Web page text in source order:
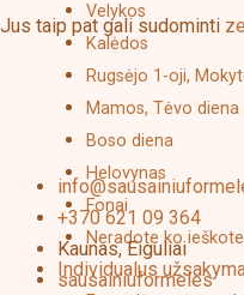
Velykos
Kalėdos
Rugsėjo 1-oji,
Mamos, Tėvo diena
Boso diena
Helovynas
Fonai
Neradote ko
Individualus
Jus taip pat gali sudominti
+370 621 09 364
Kaunas, Eiguliai
sausainiuformeles